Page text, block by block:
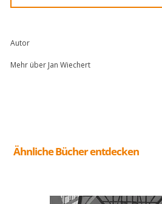
Autor
Mehr über Jan Wiechert
Ähnliche Bücher entdecken